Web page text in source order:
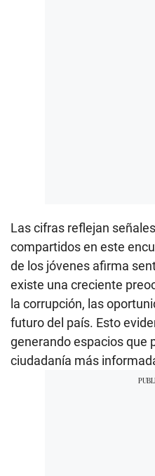
Las cifras reflejan
compartidos en este
de los jóvenes afirma
existe una creciente
la corrupción, las
futuro del país. Esto
generando espacios que
ciudadanía más